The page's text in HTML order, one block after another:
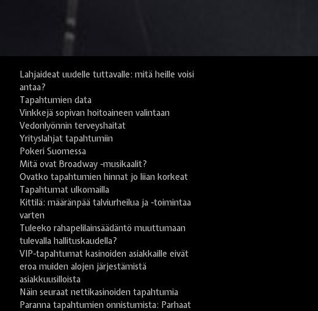
Lahjaideat uudelle tuttavalle: mitä heille voisi
antaa?
Tapahtumien data
Vinkkejä sopivan hoitoaineen valintaan
Vedonlyönnin terveyshaitat
Yrityslahjat tapahtumiin
Pokeri Suomessa
Mitä ovat Broadway -musikaalit?
Ovatko tapahtumien hinnat jo liian korkeat
Tapahtumat ulkomailla
Kittilä: määränpää talviurheilua ja -toimintaa
varten
Tuleeko rahapelilainsäädäntö muuttumaan
tulevalla hallituskaudella?
VIP-tapahtumat kasinoiden asiakkaille eivät
eroa muiden alojen järjestämistä
asiakkuusilloista
Näin seuraat nettikasinoiden tapahtumia
Paranna tapahtumien onnistumista: Parhaat